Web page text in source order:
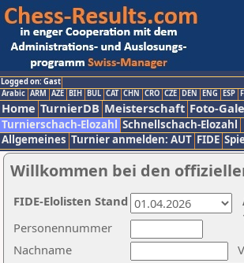
Logged on: Gast
Arabic ARM AZE BIH BUL CAT CHN CRO CZE DEN ENG ESP
Home TurnierDB Meisterschaft Foto-
Turnierschach-Elozahl Schnellschach-Elozahl
Allgemeines Turnier anmelden: AUT FIDE
Willkommen bei den
Nachname
Personennummer
FIDE-Elolisten Stand